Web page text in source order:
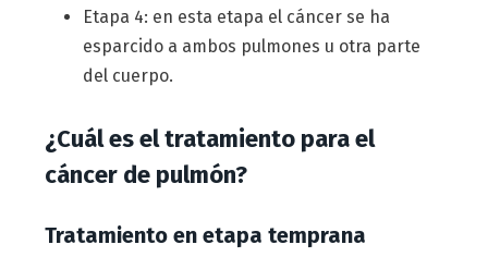
Etapa 4: en esta etapa el cáncer se ha
esparcido a ambos pulmones u otra parte
del cuerpo.
¿Cuál es el tratamiento para el
cáncer de pulmón?
Tratamiento en etapa temprana